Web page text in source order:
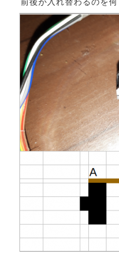
前後が入れ替わるのを